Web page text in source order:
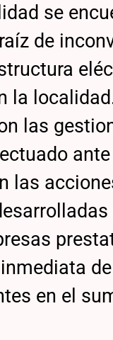
se
de
la
las
ante
las
en el